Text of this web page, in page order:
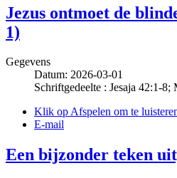
Jezus ontmoet de
1)
Gegevens
Datum: 2026-03-01
Schriftgedeelte : Jesaja 42:1-8;
Klik op Afspelen om te
E-mail
Een bijzonder teken